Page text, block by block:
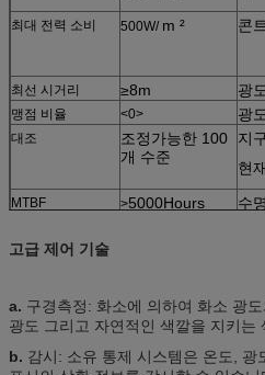
최대 전력 소비 500W/ m ² 콘
최선 시거리 ≥8m 광도
맹점 비율 <0> 광
대조
조정가능한 100
개 수준
지
현재
MTBF >5000Hours 수명
습도 0%~90% 운
고급 제어 기술
a. 구경측정: 화소에 의하여 화소 광
광도 그리고 자연적인 색깔을 지키는
b. 감시: 소유 통제 시스템은 온도, 광